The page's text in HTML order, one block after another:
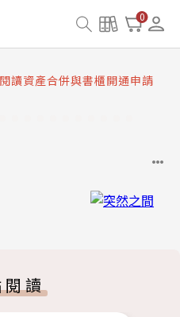
0
級重要說明及資產合併結果
網路降速演練提醒
讀資產合併與書櫃開通申請
通常見問題
完成書櫃開通與資產合併申
級重要說明及資產合併結果
網路降速演練提醒
閱讀